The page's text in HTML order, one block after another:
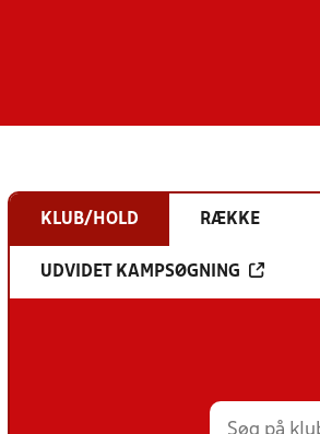
KLUB/HOLD RÆKKE
UDVIDET KAMPSØGNING